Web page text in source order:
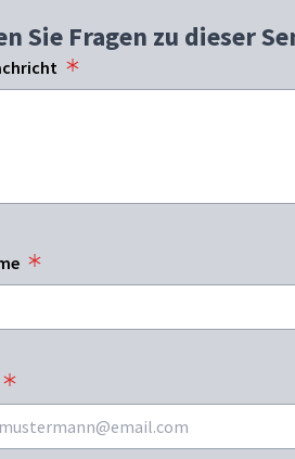
Sie Fragen zu dieser